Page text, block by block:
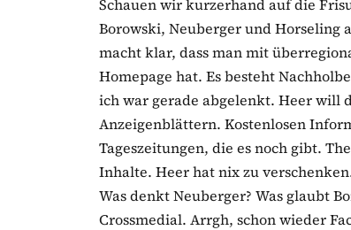
Schauen wir kurzerhand auf die
Borowski, Neuberger und Horseling
macht klar, dass man mit
Homepage hat. Es besteht
ich war gerade abgelenkt. Heer will
Anzeigenblättern. Kostenlosen
Tageszeitungen, die es noch gibt.
Inhalte. Heer hat nix zu
Was denkt Neuberger? Was glaubt
Crossmedial. Arrgh, schon wieder